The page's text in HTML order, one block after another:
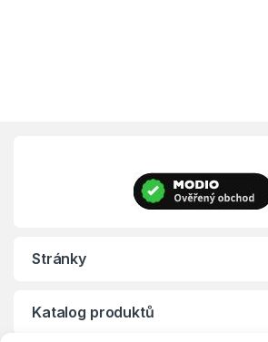
Stránky
Katalog produktů